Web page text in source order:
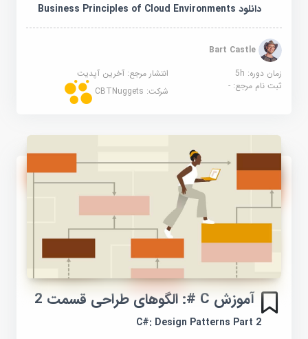
دانلود Business Principles of Cloud Environments
Bart Castle
زمان دوره: 5h
انتشار مرجع:آخرین آپدیت
ثبت نام مرجع:- شرکت:CBTNuggets
آموزش C #: الگوهای طراحی قسمت 2
C#: Design Patterns Part 2